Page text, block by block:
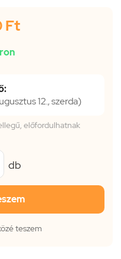
Ft
12., szerda)
előfordulhatnak
db
teszem